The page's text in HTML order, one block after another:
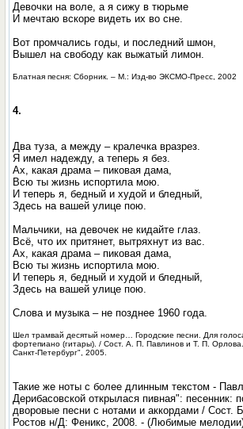
Девочки на воле, а я сижу в тюрьме
И мечтаю вскоре видеть их во сне.
Вот промчались годы, и последний шмон,
Вышел на свободу как выжатый лимон.
Блатная песня: Сборник. – М.: Изд-во ЭКСМО-Пресс, 2002
4.
Два туза, а между – кралечка вразрез.
Я имел надежду, а теперь я без.
Ах, какая драма – пиковая дама,
Всю ты жизнь испортила мою.
И теперь я, бедный и худой и бледный,
Здесь на вашей улице пою.
Мальчики, на девочек не кидайте глаз.
Всё, что их притянет, вытряхнут из вас.
Ах, какая драма – пиковая дама,
Всю ты жизнь испортила мою.
И теперь я, бедный и худой и бледный,
Здесь на вашей улице пою.
Слова и музыка – не позднее 1960 года.
Шел трамвай десятый номер… Городские песни. Для
фортепиано (гитары). / Сост. А. П. Павлинов и Т. П.
Санкт-Петербург", 2005.
Такие же ноты с более длинным текстом -
Дерибасовской открылася пивная": песенник:
дворовые песни с нотами и аккордами / Сост.
Ростов н/Д: Феникс, 2008. - (Любимые